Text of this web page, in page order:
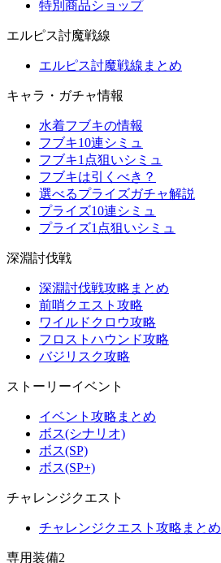
特別商品ショップ
エルピス討魔戦線
エルピス討魔戦線まとめ
キャラ・ガチャ情報
水着フブキの情報
フブキ10連シミュ
フブキ1点狙いシミュ
フブキは引くべき？
選べるプライズガチャ解説
プライズ10連シミュ
プライズ1点狙いシミュ
深淵討伐戦
深淵討伐戦攻略まとめ
前哨クエスト攻略
ワイルドクロウ攻略
フロストハウンド攻略
バジリスク攻略
ストーリーイベント
イベント攻略まとめ
ボス(シナリオ)
ボス(SP)
ボス(SP+)
チャレンジクエスト
チャレンジクエスト攻略まとめ
専用装備2